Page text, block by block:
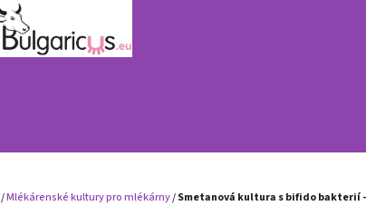
Domů
/Mlékárenské kultury pro mlékárny/Smetanová kultura s bifido bakterií -